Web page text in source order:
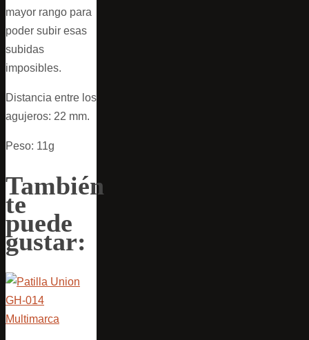
mayor rango para
poder subir esas
subidas
imposibles.
Distancia entre los
agujeros: 22 mm.
Peso: 11g
También
te
puede
gustar: